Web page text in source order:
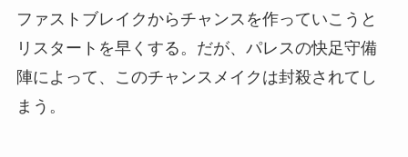
ファストブレイクからチャンスを作っていこうと
リスタートを早くする。だが、パレスの快足守備
陣によって、このチャンスメイクは封殺されてし
まう。